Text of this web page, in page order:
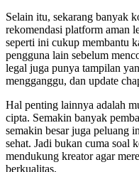
Selain itu, sekarang banyak
rekomendasi platform aman
seperti ini cukup membantu
pengguna lain sebelum
legal juga punya tampilan
mengganggu, dan update
Hal penting lainnya adalah
cipta. Semakin banyak
semakin besar juga peluang
sehat. Jadi bukan cuma soal
mendukung kreator agar
berkualitas.